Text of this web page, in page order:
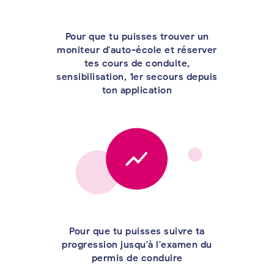
Pour que tu puisses trouver un
moniteur d'auto-école et réserver
tes cours de conduite,
sensibilisation, 1er secours depuis
ton application
Pour que tu puisses suivre ta
progression jusqu'à l'examen du
permis de conduire